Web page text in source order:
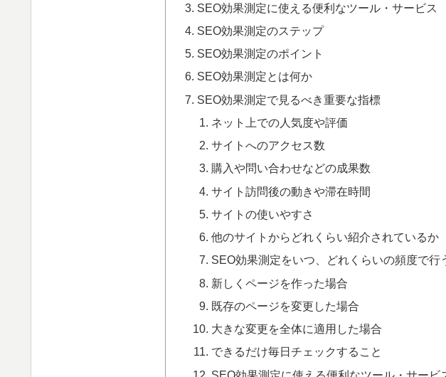
SEO効果測定に使える便利なツール・サービス
SEO効果測定のステップ
SEO効果測定のポイント
SEO効果測定とは何か
SEO効果測定で見るべき重要な指標
ネット上での人気度や評価
サイトへのアクセス数
購入や問い合わせなどの成果数
サイト訪問後の動きや滞在時間
サイトの使いやすさ
他のサイトからどれくらい紹介されているか
SEO効果測定をいつ、どれくらいの頻度で行
新しくページを作った場合
既存のページを変更した場合
大きな変更を全体に適用した場合
できるだけ毎日チェックすること